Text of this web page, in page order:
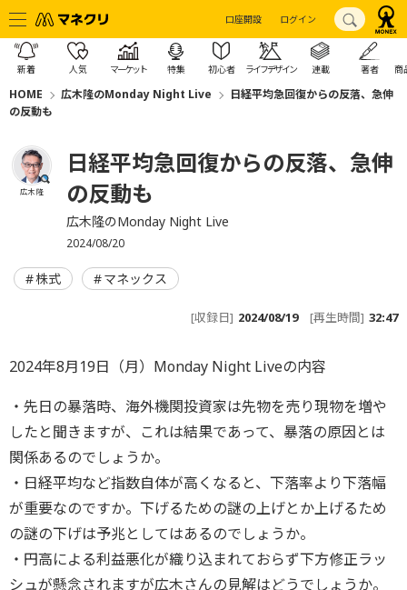
口座開設 ログイン
新着 人気 マーケット 特集 初心者 ライフデザイン 連載 著者 商
HOME 広木隆のMonday Night Live
日経平均急回復からの反落、急伸
の反動も
広木 隆
日経平均急回復からの反落、急伸
の反動も
広木隆のMonday Night Live
2024/08/20
株式 マネックス
[収録日] 2024/08/19 [再生時間] 32:47
2024年8月19日（月）Monday Night Liveの内容
・先日の暴落時、海外機関投資家は先物を売り現物を増や
したと聞きますが、これは結果であって、暴落の原因とは
関係あるのでしょうか。
・日経平均など指数自体が高くなると、下落率より下落幅
が重要なのですか。下げるための謎の上げとか上げるため
の謎の下げは予兆としてはあるのでしょうか。
・円高による利益悪化が織り込まれておらず下方修正ラッ
シュが懸念されますが広木さんの見解はどうでしょうか。